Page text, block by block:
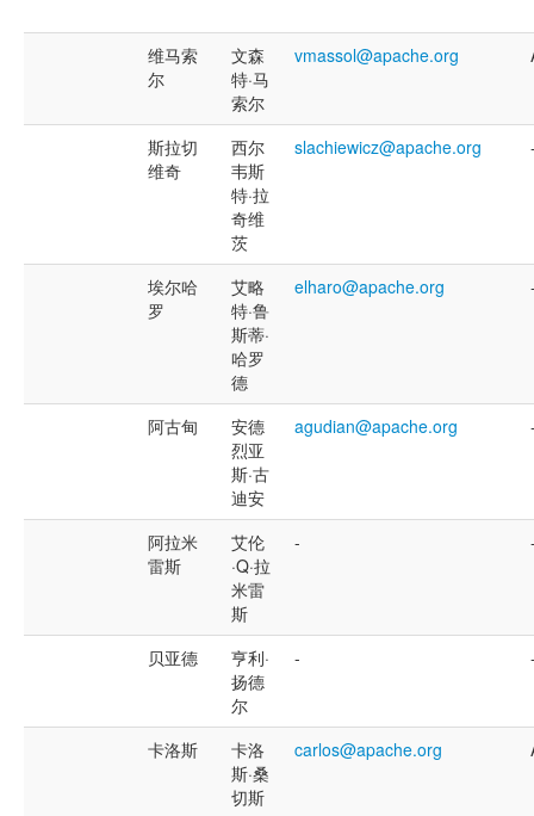
维马索
尔
文森
特·马
索尔
vmassol@apache.org
斯拉切
维奇
西尔
韦斯
特·拉
奇维
茨
slachiewicz@apache.org
埃尔哈
罗
艾略
特·鲁
斯蒂·
哈罗
德
elharo@apache.org
阿古甸
安德
烈亚
斯·古
迪安
agudian@apache.org
阿拉米
雷斯
艾伦
·Q·拉
米雷
斯
-
贝亚德
亨利·
扬德
尔
-
卡洛斯
卡洛
斯·桑
切斯
carlos@apache.org